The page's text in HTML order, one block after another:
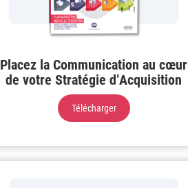
Placez la Communication au cœur
de votre Stratégie d’Acquisition
Télécharger